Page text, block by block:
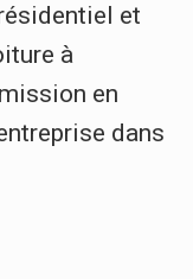
et
à
en
dans